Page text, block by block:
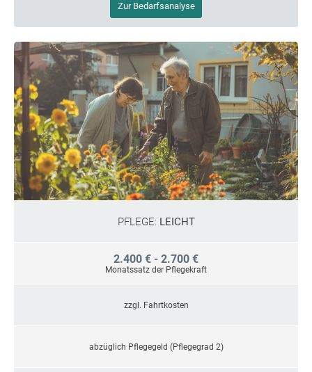
Zur Bedarfsanalyse
PFLEGE: LEICHT
2.400 € - 2.700 €
Monatssatz der Pflegekraft
zzgl. Fahrtkosten
abzüglich Pflegegeld (Pflegegrad 2)